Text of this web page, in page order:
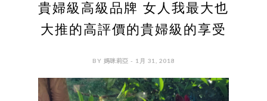
貴婦級高級品牌 女人我最大也
大推的高評價的貴婦級的享受
BY 媽咪莉亞 - 1月 31, 2018